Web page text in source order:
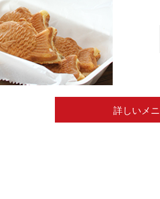
詳しいメ